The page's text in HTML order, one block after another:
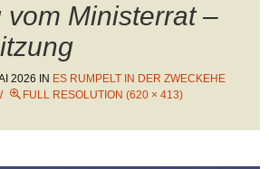
vom Ministerrat –
2026 IN ES RUMPELT IN DER ZWECKEHE
FULL RESOLUTION (620 × 413)